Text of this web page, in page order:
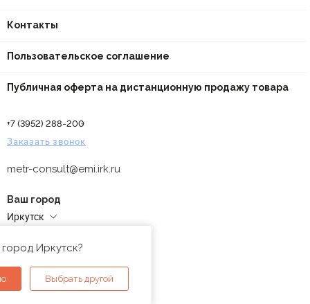
Контакты
Пользовательское соглашение
Публичная оферта на дистанционную продажу товара
+7 (3952) 288-200
Заказать звонок
metr-consult@emi.irk.ru
Ваш город
Иркутск
Иркутск?
Выбрать другой